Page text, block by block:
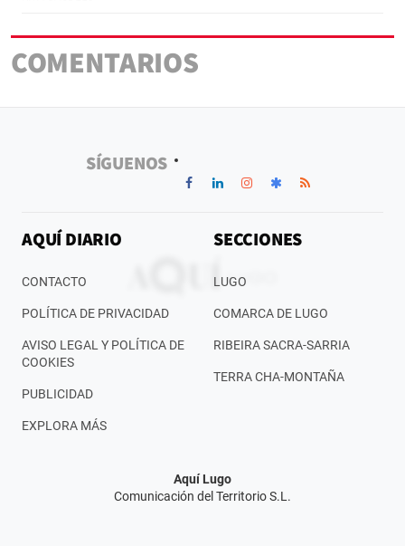
COMENTARIOS
SÍGUENOS
AQUÍ DIARIO
CONTACTO
POLÍTICA DE PRIVACIDAD
AVISO LEGAL Y POLÍTICA DE
COOKIES
PUBLICIDAD
EXPLORA MÁS
SECCIONES
LUGO
COMARCA DE LUGO
RIBEIRA SACRA-SARRIA
TERRA CHA-MONTAÑA
Aquí Lugo
Comunicación del Territorio S.L.